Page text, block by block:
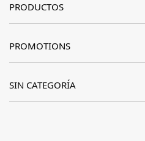
PRODUCTOS
PROMOTIONS
SIN CATEGORÍA